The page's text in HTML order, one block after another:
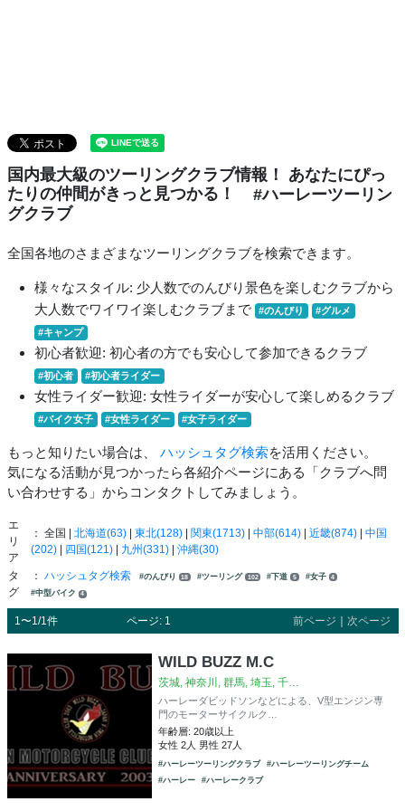
国内最大級のツーリングクラブ情報！ あなたにぴっ
たりの仲間がきっと見つかる！
#ハーレーツーリン
グクラブ
全国各地のさまざまなツーリングクラブを検索できます。
様々なスタイル: 少人数でのんびり景色を楽しむクラブから
大人数でワイワイ楽しむクラブまで
#のんびり
#グルメ
#キャンプ
初心者歓迎: 初心者の方でも安心して参加できるクラブ
#初心者 #初心者ライダー
女性ライダー歓迎: 女性ライダーが安心して楽しめるクラブ
#バイク女子 #女性ライダー #女子ライダー
もっと知りたい場合は、 ハッシュタグ検索を活用ください。
気になる活動が見つかったら各紹介ページにある「クラブへ問
い合わせする」からコンタクトしてみましょう。
エ
リ
ア
： 全国 | 北海道(63)| 東北(128)| 関東(1713)| 中部(614)| 近畿(874)| 中国
(202)| 四国(121)| 九州(331)| 沖縄(30)
タ
グ
： ハッシュタグ検索 #のんびり 18 #ツーリング 102 #下道 5 #女子 4
#中型バイク 4
1〜1/1件 ページ: 1 前ページ 次ページ
WILD BUZZ M.C
茨城, 神奈川, 群馬, 埼玉, 千…
ハーレーダビッドソンなどによる、V型エンジン専
門のモーターサイクルク…
年齢層: 20歳以上
女性 2人 男性 27人
#ハーレーツーリングクラブ
#ハーレーツーリングチーム
#ハーレー
#ハーレークラブ